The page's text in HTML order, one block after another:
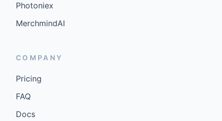
Photoniex
MerchmindAI
COMPANY
Pricing
FAQ
Docs